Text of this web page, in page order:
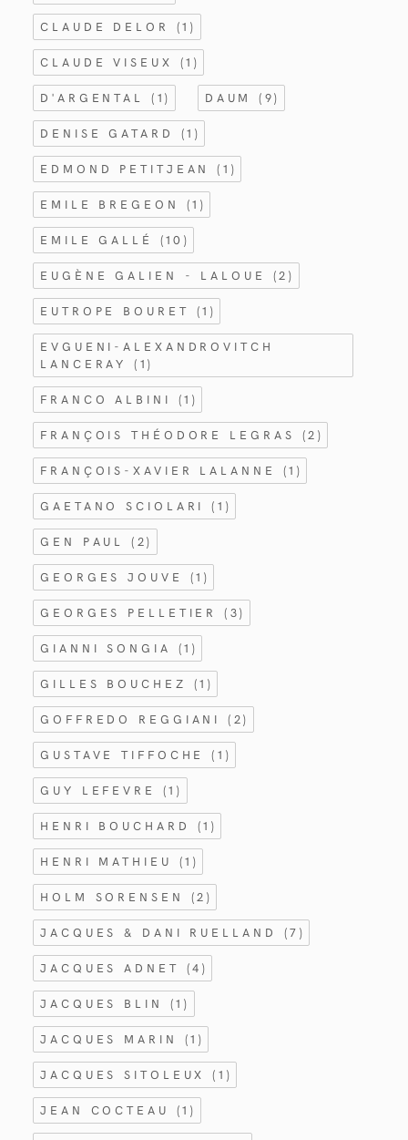
CLAUDE DELOR (1)
CLAUDE VISEUX (1)
D'ARGENTAL (1) DAUM(9)
DENISE GATARD (1)
EDMOND PETITJEAN(1)
EMILE BREGEON (1)
EMILE GALLÉ (10)
EUGÈNE GALIEN - LALOUE (2)
EUTROPE BOURET (1)
EVGUENI-ALEXANDROVITCH
LANCERAY(1)
FRANCO ALBINI (1)
FRANÇOIS THÉODORE LEGRAS (2)
FRANÇOIS-XAVIER LALANNE (1)
GAETANO SCIOLARI(1)
GEN PAUL(2)
GEORGES JOUVE (1)
GEORGES PELLETIER(3)
GIANNI SONGIA (1)
GILLES BOUCHEZ (1)
GOFFREDO REGGIANI(2)
GUSTAVE TIFFOCHE(1)
GUY LEFEVRE (1)
HENRI BOUCHARD (1)
HENRI MATHIEU (1)
HOLM SORENSEN (2)
JACQUES & DANI RUELLAND (7)
JACQUES ADNET (4)
JACQUES BLIN (1)
JACQUES MARIN (1)
JACQUES SITOLEUX(1)
JEAN COCTEAU (1)